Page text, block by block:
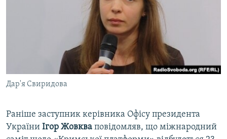
Дар'я Свиридова
Раніше заступник керівника Офісу президента
України Ігор Жовква повідомляв, що міжнародний